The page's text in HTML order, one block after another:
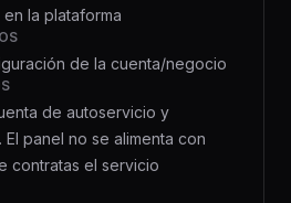
la plataforma
de la cuenta/negocio
de autoservicio y
panel no se alimenta con
contratas el servicio